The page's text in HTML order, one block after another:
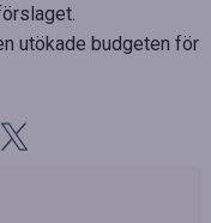
utökade budgeten för